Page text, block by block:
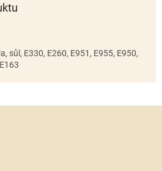
sůl, E330, E260, E951, E955, E950,